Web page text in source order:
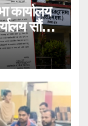
कार्यालय
सौंपने